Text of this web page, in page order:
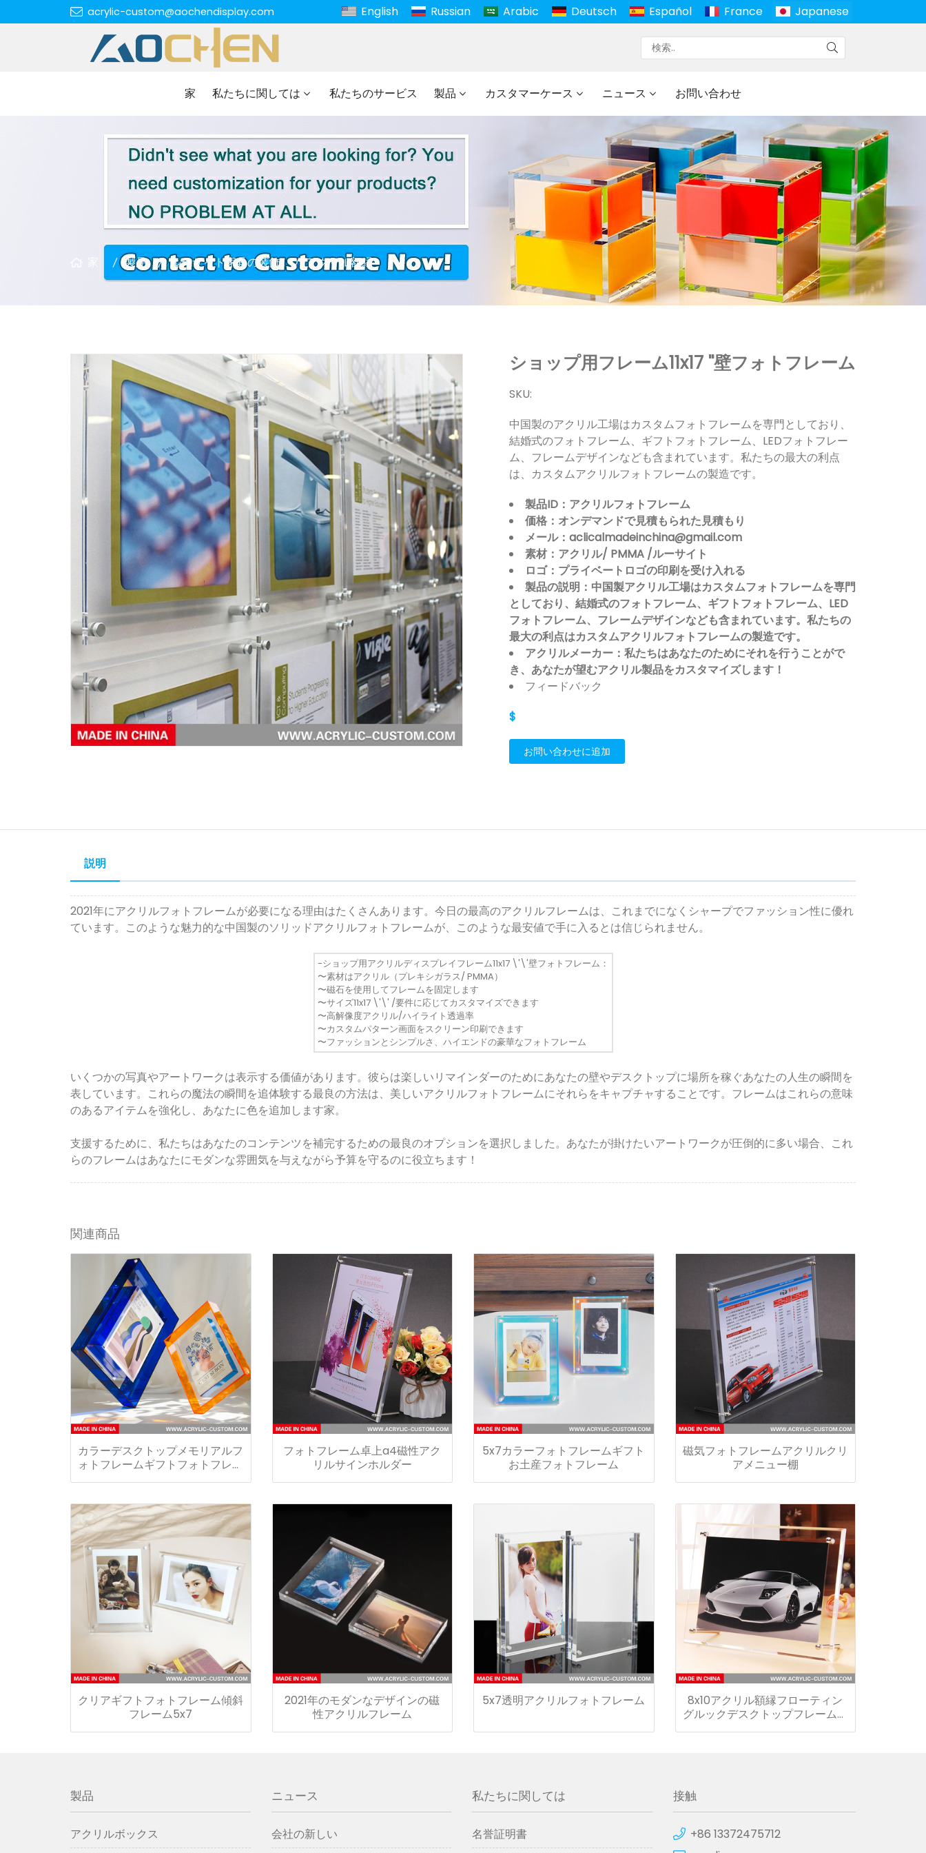
acrylic-custom@aochendisplay.com English Russian Arabic Deutsch Español France Japanese
家 私たちに関しては 私たちのサービス 製品 カスタマーケース ニュース お問い合わせ
製品 ルーサイト家具の装飾 アクリル額縁
ショップ用フレーム11x17 ''壁フォトフレーム
SKU:
中国製のアクリル工場はカスタムフォトフレームを専門としており、
結婚式のフォトフレーム、ギフトフォトフレーム、LEDフォトフレー
ム、フレームデザインなども含まれています。私たちの最大の利点
は、カスタムアクリルフォトフレームの製造です。
製品ID：アクリルフォトフレーム
価格：オンデマンドで見積もられた見積もり
メール：aclicalmadeinchina@gmail.com
素材：アクリル/ PMMA /ルーサイト
ロゴ：プライベートロゴの印刷を受け入れる
製品の説明：中国製アクリル工場はカスタムフォトフレームを専門
としており、結婚式のフォトフレーム、ギフトフォトフレーム、LED
フォトフレーム、フレームデザインなども含まれています。私たちの
最大の利点はカスタムアクリルフォトフレームの製造です。
アクリルメーカー：私たちはあなたのためにそれを行うことがで
き、あなたが望むアクリル製品をカスタマイズします！
フィードバック
$
お問い合わせに追加
説明
2021年にアクリルフォトフレームが必要になる理由はたくさんあります。今日の最高のアクリルフレームは、これまでになくシャープでファッション性に優れ
ています。このような魅力的な中国製のソリッドアクリルフォトフレームが、このような最安値で手に入るとは信じられません。
-ショップ用アクリルディスプレイフレーム11x17 \'\'壁フォトフレーム：
〜素材はアクリル（プレキシガラス/ PMMA）
〜磁石を使用してフレームを固定します
〜サイズ11x17 \'\' /要件に応じてカスタマイズできます
〜高解像度アクリル/ハイライト透過率
〜カスタムパターン画面をスクリーン印刷できます
〜ファッションとシンプルさ、ハイエンドの豪華なフォトフレーム
いくつかの写真やアートワークは表示する価値があります。彼らは楽しいリマインダーのためにあなたの壁やデスクトップに場所を稼ぐあなたの人生の瞬間を
表しています。これらの魔法の瞬間を追体験する最良の方法は、美しいアクリルフォトフレームにそれらをキャプチャすることです。フレームはこれらの意味
のあるアイテムを強化し、あなたに色を追加します家。
支援するために、私たちはあなたのコンテンツを補完するための最良のオプションを選択しました。あなたが掛けたいアートワークが圧倒的に多い場合、これ
らのフレームはあなたにモダンな雰囲気を与えながら予算を守るのに役立ちます！
関連商品
カラーデスクトップメモリ​​アルフ
ォトフレームギフトフォトフレー
フォトフレーム卓上a4磁性アク
リルサインホルダー
5x7カラーフォトフレームギフト
お土産フォトフレーム
磁気フォトフレームアクリルクリ
アメニュー棚
クリアギフトフォトフレーム傾斜
フレーム5x7
2021年のモダンなデザインの磁
性アクリルフレーム
5x7透明アクリルフォトフレーム
8x10アクリル額縁フローティン
グルックデスクトップフレームレ
スディスプレイ
製品
アクリルボックス
ニュース
会社の新しい
私たちに関しては
名誉証明書
接触
+86 13372475712